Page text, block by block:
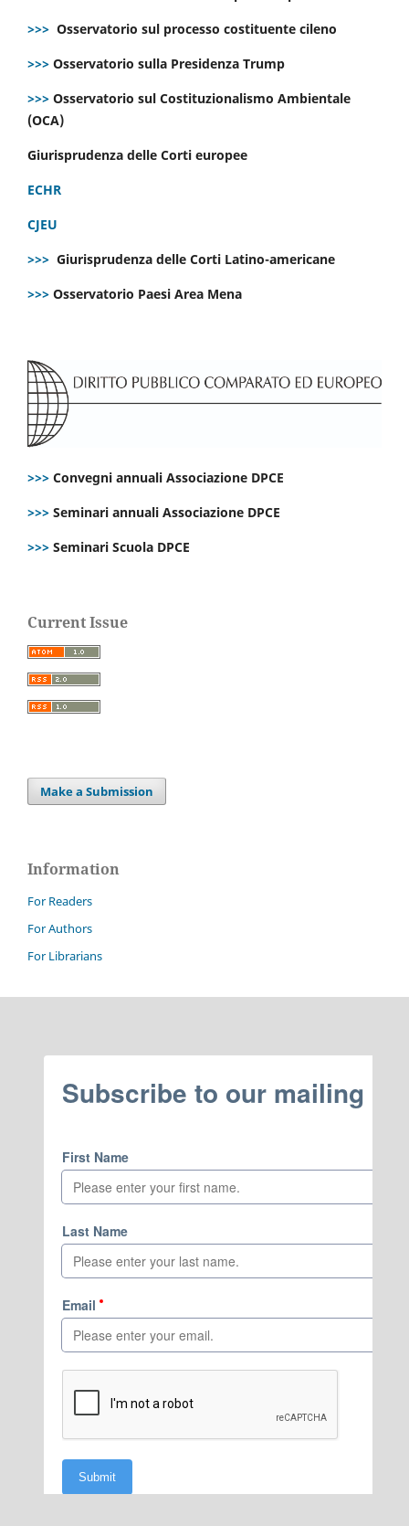
>>> Osservatorio sul processo costituente cileno
>>> Osservatorio sulla Presidenza Trump
>>> Osservatorio sul Costituzionalismo Ambientale
(OCA)
Giurisprudenza delle Corti europee
ECHR
CJEU
>>> Giurisprudenza delle Corti Latino-americane
>>> Osservatorio Paesi Area Mena
>>> Convegni annuali Associazione DPCE
>>> Seminari annuali Associazione DPCE
>>> Seminari Scuola DPCE
Current Issue
Make a Submission
Information
For Readers
For Authors
For Librarians